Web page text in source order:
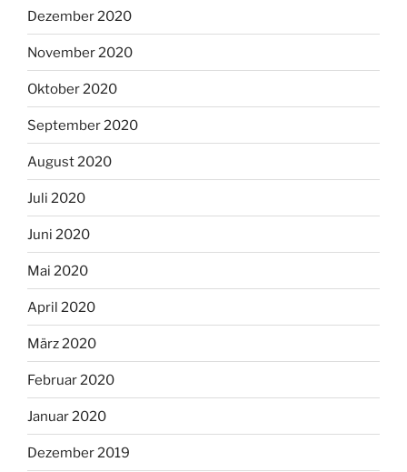
Dezember 2020
November 2020
Oktober 2020
September 2020
August 2020
Juli 2020
Juni 2020
Mai 2020
April 2020
März 2020
Februar 2020
Januar 2020
Dezember 2019